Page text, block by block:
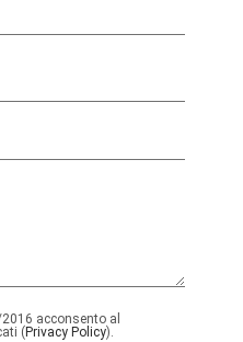
acconsento al
( Privacy Policy).